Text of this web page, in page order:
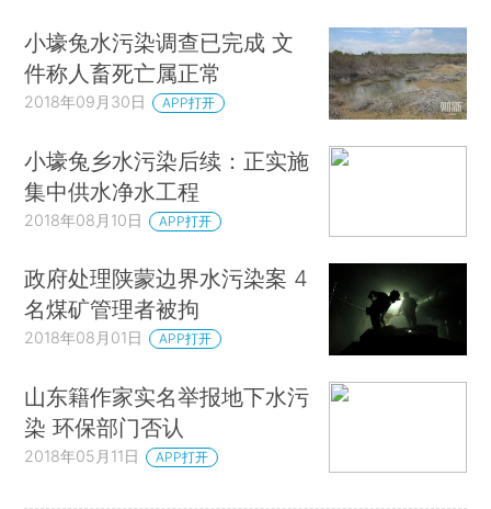
小壕兔水污染调查已完成 文
件称人畜死亡属正常
2018年09月30日 APP打开
小壕兔乡水污染后续：正实施
集中供水净水工程
2018年08月10日 APP打开
政府处理陕蒙边界水污染案 4
名煤矿管理者被拘
2018年08月01日 APP打开
山东籍作家实名举报地下水污
染 环保部门否认
2018年05月11日 APP打开